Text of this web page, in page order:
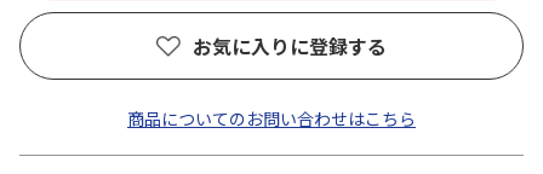
お気に入りに登録する
商品についてのお問い合わせはこちら